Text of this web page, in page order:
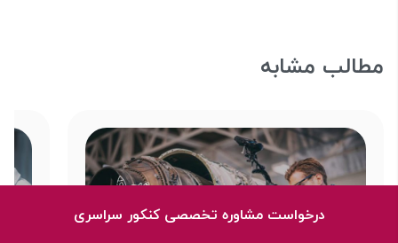
مطالب مشابه
درخواست مشاوره تخصصی کنکور سراسری